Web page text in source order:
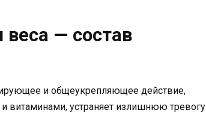
— состав
и общеукрепляющее действие,
витаминами, устраняет излишнюю тревогу